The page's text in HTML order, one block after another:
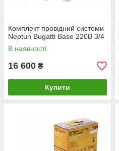
Комплект провідний системи
Neptun Bugatti Base 220B 3/4
В наявності
16 600 ₴
Купити